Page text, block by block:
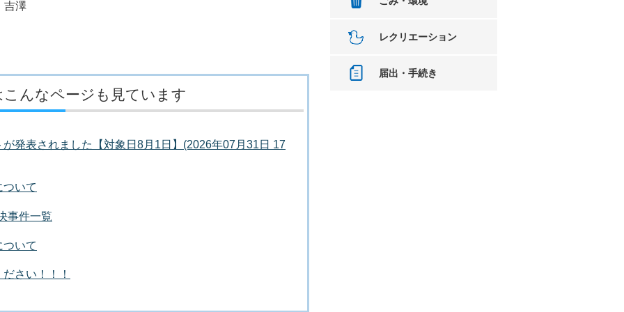
吉澤
んなページも見ています
発表されました【対象日8月1日】(2026年07月31日 17
いて
事件一覧
いて
さい！！！
レクリエーション
届出・手続き